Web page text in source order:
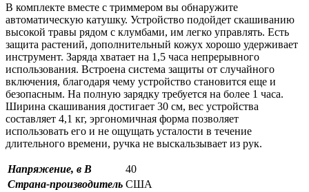
В комплекте вместе с триммером вы обнаружите
автоматическую катушку. Устройство подойдет скашиванию
высокой травы рядом с клумбами, им легко управлять. Есть
защита растений, дополнительный кожух хорошо удерживает
инструмент. Заряда хватает на 1,5 часа непрерывного
использования. Встроена система защиты от случайного
включения, благодаря чему устройство становится еще и
безопасным. На полную зарядку требуется на более 1 часа.
Ширина скашивания достигает 30 см, вес устройства
составляет 4,1 кг, эргономичная форма позволяет
использовать его и не ощущать усталости в течение
длительного времени, ручка не выскальзывает из рук.
Напряжение, в В
40
Страна-производитель США